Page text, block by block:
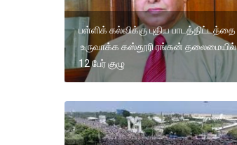
பள்ளிக் கல்விக்கு புதிய பாடத்திட்டத்தை
உருவாக்க கஸ்தூரி ரங்கன் தலைமையில்
12 பேர் குழு